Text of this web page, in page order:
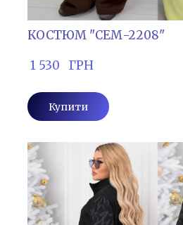
КОСТЮМ "СЕМ-2208"
1 530   ГРН
Купити